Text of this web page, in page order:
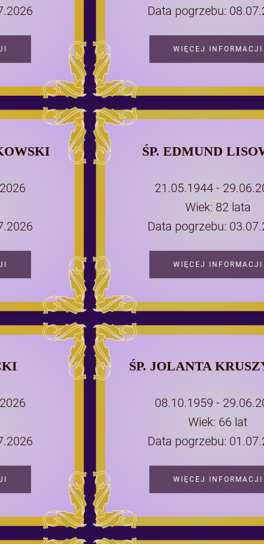
Data pogrzebu:
WIĘCEJ INFORMACJI
ŚP. EDMUND
21.05.1944 -
Wiek: 82 lata
Data pogrzebu:
WIĘCEJ INFORMACJI
ŚP. JOLANTA
08.10.1959 -
Wiek: 66 lat
Data pogrzebu:
WIĘCEJ INFORMACJI